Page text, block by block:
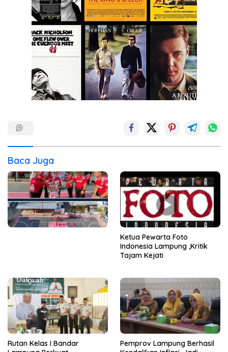
Baca Juga
Ketua Pewarta Foto
Indonesia Lampung ,Kritik
Tajam Kejati
Rutan Kelas I Bandar
Pemprov Lampung Berhasil